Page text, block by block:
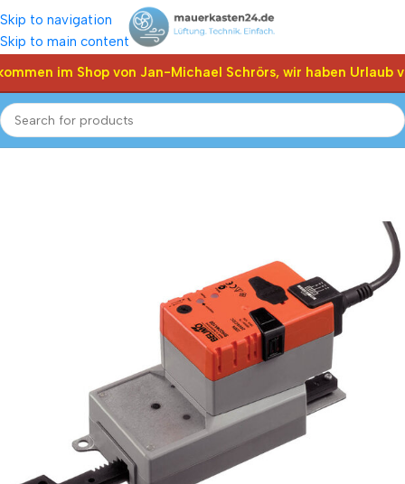
Skip to navigation
Skip to main content
im Shop von Jan-Michael Schrörs, wir haben Urlaub
Start Shop Klappen Stellantriebe, Stellmotor Belimo